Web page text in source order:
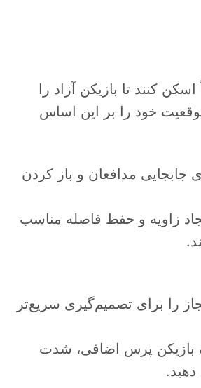
اسکن کنند تا بازیکن آزاد را
خود را بر این اساس
جابجایی مدافعان و باز کردن
زاویه و حفظ فاصله مناسب
را برای تصمیم‌گیری سریع‌تر
بازیکن پرس اضافی، شدت